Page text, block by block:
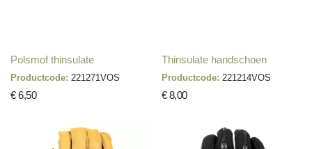
Polsmof thinsulate
Productcode: 221271VOS
€ 6,50
Thinsulate handschoen
Productcode: 221214VOS
€ 8,00